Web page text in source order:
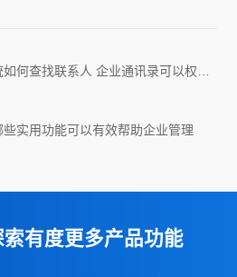
何查找联系人 企业通讯录可以权限
实用功能可以有效帮助企业管理
有度更多产品功能